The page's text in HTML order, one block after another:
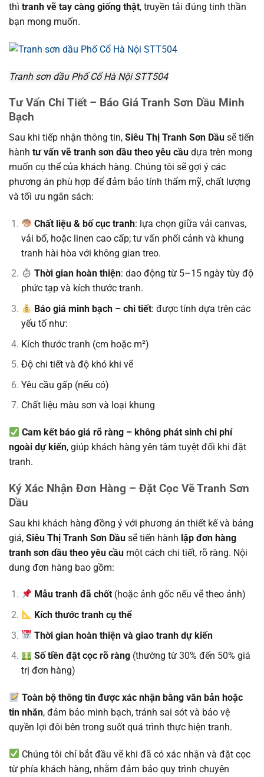
thì tranh vẽ tay càng giống thật, truyền tải đúng tinh thần
bạn mong muốn.
Tranh sơn dầu Phố Cổ Hà Nội STT504
Tư Vấn Chi Tiết – Báo Giá Tranh Sơn Dầu Minh
Bạch
Sau khi tiếp nhận thông tin, Siêu Thị Tranh Sơn Dầu sẽ tiến
hành tư vấn vẽ tranh sơn dầu theo yêu cầu dựa trên mong
muốn cụ thể của khách hàng. Chúng tôi sẽ gợi ý các
phương án phù hợp để đảm bảo tính thẩm mỹ, chất lượng
và tối ưu ngân sách:
Chất liệu & bố cục tranh: lựa chọn giữa vải canvas,
vải bố, hoặc linen cao cấp; tư vấn phối cảnh và khung
tranh hài hòa với không gian treo.
Thời gian hoàn thiện: dao động từ 5–15 ngày tùy độ
phức tạp và kích thước tranh.
Báo giá minh bạch – chi tiết: được tính dựa trên các
yếu tố như:
Kích thước tranh (cm hoặc m²)
Độ chi tiết và độ khó khi vẽ
Yêu cầu gấp (nếu có)
Chất liệu màu sơn và loại khung
Cam kết báo giá rõ ràng – không phát sinh chi phí
ngoài dự kiến, giúp khách hàng yên tâm tuyệt đối khi đặt
tranh.
Ký Xác Nhận Đơn Hàng – Đặt Cọc Vẽ Tranh Sơn
Dầu
Sau khi khách hàng đồng ý với phương án thiết kế và bảng
giá, Siêu Thị Tranh Sơn Dầu sẽ tiến hành lập đơn hàng
tranh sơn dầu theo yêu cầu một cách chi tiết, rõ ràng. Nội
dung đơn hàng bao gồm:
Mẫu tranh đã chốt (hoặc ảnh gốc nếu vẽ theo ảnh)
Kích thước tranh cụ thể
Thời gian hoàn thiện và giao tranh dự kiến
Số tiền đặt cọc rõ ràng (thường từ 30% đến 50% giá
trị đơn hàng)
Toàn bộ thông tin được xác nhận bằng văn bản hoặc
tin nhắn, đảm bảo minh bạch, tránh sai sót và bảo vệ
quyền lợi đôi bên trong suốt quá trình thực hiện tranh.
Chúng tôi chỉ bắt đầu vẽ khi đã có xác nhận và đặt cọc
từ phía khách hàng, nhằm đảm bảo quy trình chuyên